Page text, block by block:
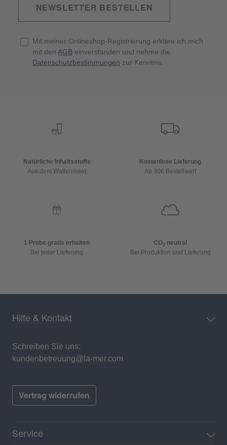
NEWSLETTER BESTELLEN
Mit meiner Onlineshop-Registrierung erkläre ich mich
mit den AGB einverstanden und nehme die
Datenschutzbestimmungen zur Kenntnis.
Natürliche Inhaltsstoffe
Aus dem Wattenmeer
Kostenlose Lieferung
Ab 30€ Bestellwert
1 Probe gratis erhalten
Bei jeder Lieferung
CO2 neutral
Bei Produktion und Lieferung
Hilfe & Kontakt
Schreiben Sie uns:
kundenbetreuung@la-mer.com
Vertrag widerrufen
Service